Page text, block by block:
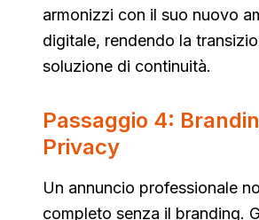
armonizzi con il suo nuovo
digitale, rendendo la
soluzione di continuità.
Passaggio 4:
Privacy
Un annuncio professionale
completo senza il branding.